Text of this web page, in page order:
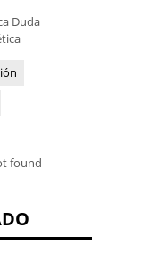
Duda
found